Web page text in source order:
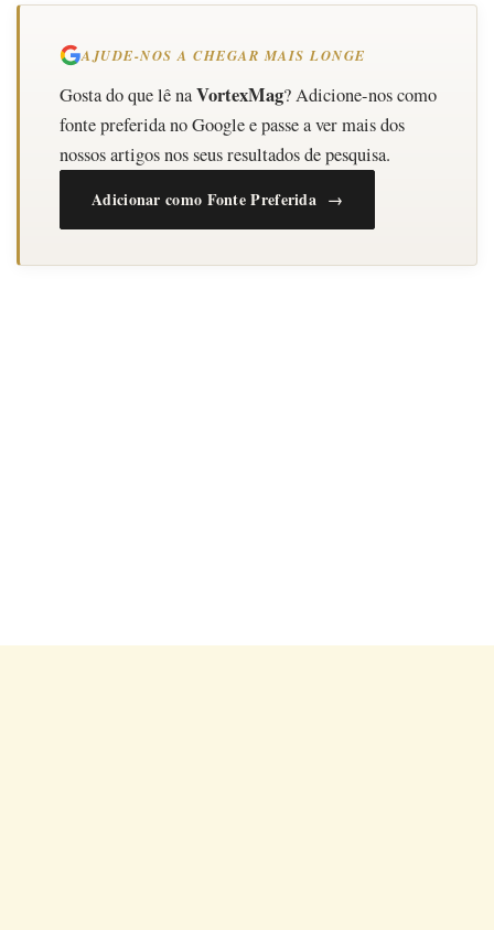
AJUDE-NOS A CHEGAR MAIS LONGE
Gosta do que lê naVortexMag? Adicione-nos como
fonte preferida no Google e passe a ver mais dos
nossos artigos nos seus resultados de pesquisa.
Adicionar como Fonte Preferida →